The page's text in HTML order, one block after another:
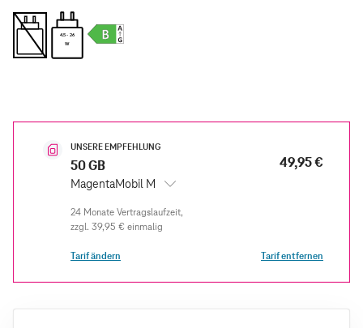
4.5 - 26
W
UNSERE EMPFEHLUNG
50 GB
MagentaMobil M
49,95 €
zzgl. 39,95 € einmalig
Tarif ändern Tarif entfernen